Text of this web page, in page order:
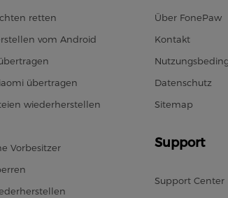
retten
vom Android
übertragen
wiederherstellen
Vorbesitzer
Über FonePaw
Kontakt
Datenschutz
Sitemap
Support
Support Center